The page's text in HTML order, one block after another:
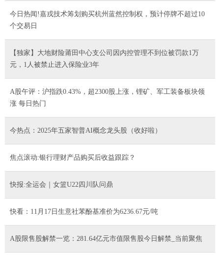
今日热闻!嘉戎技术筹划购买杭州蓝然控制权，预计停牌不超过10
个交易日
【独家】大地财险莆田中心支公司因内控管理不到位被罚款1万
元，1人被禁止进入保险业3年
A股午评：沪指跌0.43%，超2300股上涨，锂矿、军工装备板块领
涨 每日热门
今热点：2025年五家智普AI概念龙头股（收好啦）
焦点滚动:银行理财产品购买后收益跟踪？
快报:全运会｜女篮U22四川队问鼎
快看：11月17日生意社苯酚基准价为6236.67元/吨
A股限售股解禁一览：281.64亿元市值限售股今日解禁_当前聚焦